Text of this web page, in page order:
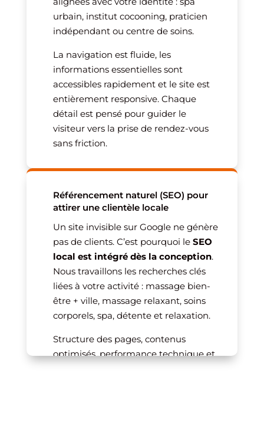
urbain, institut cocooning, praticien
indépendant ou centre de soins.
La navigation est fluide, les
informations essentielles sont
accessibles rapidement et le site est
entièrement responsive. Chaque
détail est pensé pour guider le
visiteur vers la prise de rendez-vous
sans friction.
Référencement naturel (SEO) pour
attirer une clientèle locale
Un site invisible sur Google ne génère
pas de clients. C’est pourquoi le SEO
local est intégré dès la conception.
Nous travaillons les recherches clés
liées à votre activité : massage bien-
être + ville, massage relaxant, soins
corporels, spa, détente et relaxation.
Structure des pages, contenus
optimisés, performance technique et